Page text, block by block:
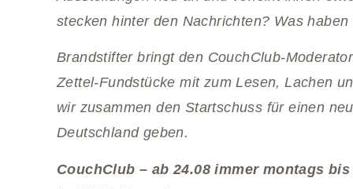
stecken hinter den Nachrichten? Was
Brandstifter bringt den CouchClub-
Zettel-Fundstücke mit zum Lesen, Lachen
wir zusammen den Startschuss für einen
Deutschland geben.
CouchClub – ab 24.08 immer montags